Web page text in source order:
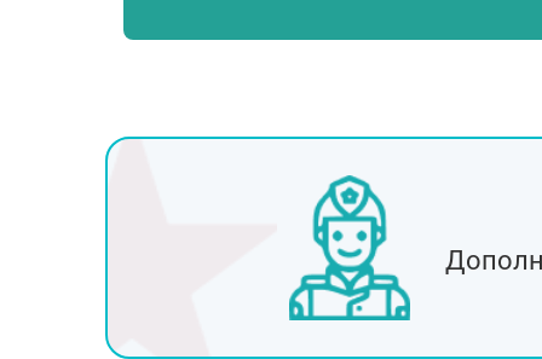
Клин
Мытищи
Одинцово
Пушкино
Сергиев Посад
Чехов